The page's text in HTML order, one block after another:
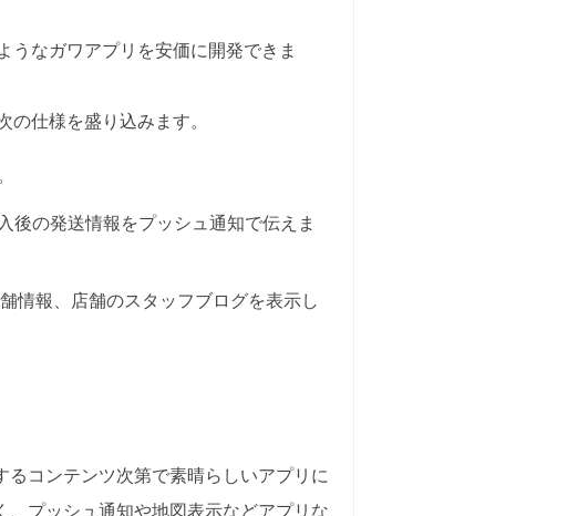
なガワアプリを安価に開発できま
の仕様を盛り込みます。
後の発送情報をプッシュ通知で伝えま
情報、店舗のスタッフブログを表示し
コンテンツ次第で素晴らしいアプリに
プッシュ通知や地図表示などアプリな